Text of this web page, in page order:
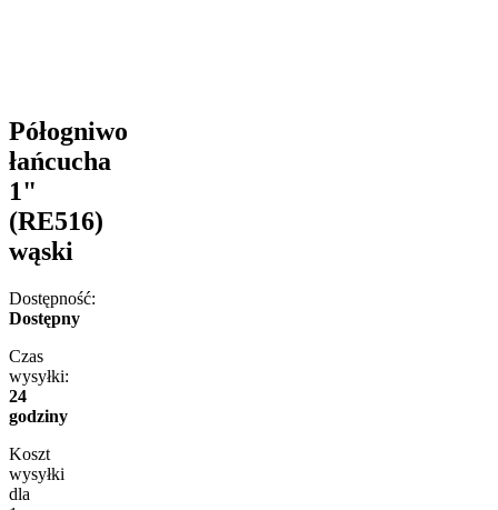
Półogniwo
łańcucha
1"
(RE516)
wąski
Dostępność:
Dostępny
Czas
wysyłki:
24
godziny
Koszt
wysyłki
dla